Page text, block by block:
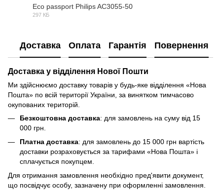
Eco passport Philips AC3055-50
297 КБ
Доставка Оплата Гарантія Повернення
Доставка у відділення Нової Пошти
Ми здійснюємо доставку товарів у будь-яке відділення «Нова
Пошта» по всій території України, за винятком тимчасово
окупованих територій.
Безкоштовна доставка: для замовлень на суму від 15
000 грн.
Платна доставка: для замовлень до 15 000 грн вартість
доставки розраховується за тарифами «Нова Пошта» і
сплачується покупцем.
Для отримання замовлення необхідно пред'явити документ,
що посвідчує особу, зазначену при оформленні замовлення.